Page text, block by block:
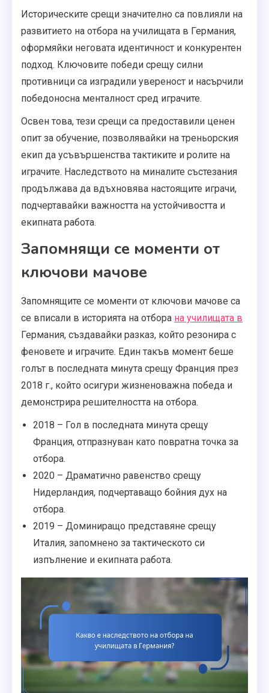
Историческите срещи значително са повлияли на
развитието на отбора на училищата в Германия,
оформяйки неговата идентичност и конкурентен
подход. Ключовите победи срещу силни
противници са изградили увереност и насърчили
победоносна менталност сред играчите.
Освен това, тези срещи са предоставили ценен
опит за обучение, позволявайки на треньорския
екип да усъвършенства тактиките и ролите на
играчите. Наследството на миналите състезания
продължава да вдъхновява настоящите играчи,
подчертавайки важността на устойчивостта и
екипната работа.
Запомнящи се моменти от
ключови мачове
Запомнящите се моменти от ключови мачове са
се вписали в историята на отбора на училищата в
Германия, създавайки разказ, който резонира с
феновете и играчите. Един такъв момент беше
голът в последната минута срещу Франция през
2018 г., който осигури жизненоважна победа и
демонстрира решителността на отбора.
2018 – Гол в последната минута срещу
Франция, отпразнуван като повратна точка за
отбора.
2020 – Драматично равенство срещу
Нидерландия, подчертаващо бойния дух на
отбора.
2019 – Доминиращо представяне срещу
Италия, запомнено за тактическото си
изпълнение и екипната работа.